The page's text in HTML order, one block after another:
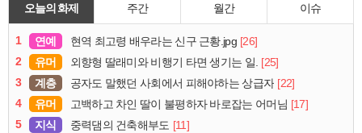
오늘의 화제 주간 월간 이슈
1 연예 현역 최고령 배우라는 신구 근황.jpg [26]
2
유머 외향형 딸래미와 비행기 타면 생기는 일. [25]
3
계층 공자도 말했던 사회에서 피해야하는 상급자 [22]
4
유머 고백하고 차인 딸이 불평하자 바로잡는 어머님 [17]
5
지식 중력댐의 건축해부도 [11]